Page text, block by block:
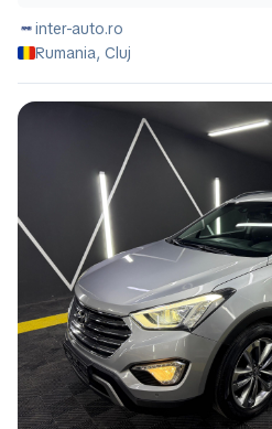
inter-auto.ro
Rumania, Cluj